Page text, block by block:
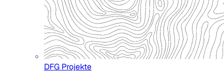
DFG Projekte